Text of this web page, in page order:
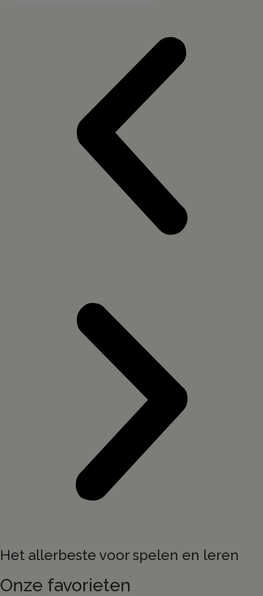
Het allerbeste voor spelen en leren
Onze favorieten